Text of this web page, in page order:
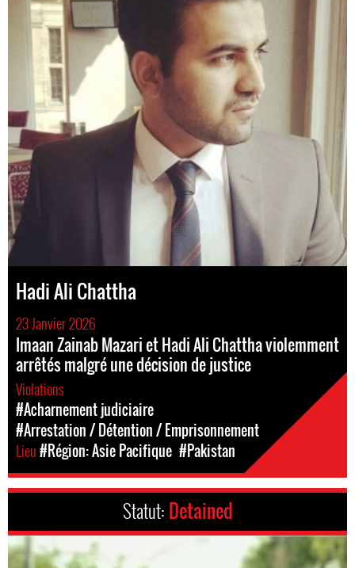
Hadi Ali Chattha
23 Janvier 2026
Imaan Zainab Mazari et Hadi Ali Chattha violemment
arrêtés malgré une décision de justice
Violations
#Acharnement judiciaire
#Arrestation / Détention / Emprisonnement
Lieu#Région: Asie Pacifique #Pakistan
Statut: Detained